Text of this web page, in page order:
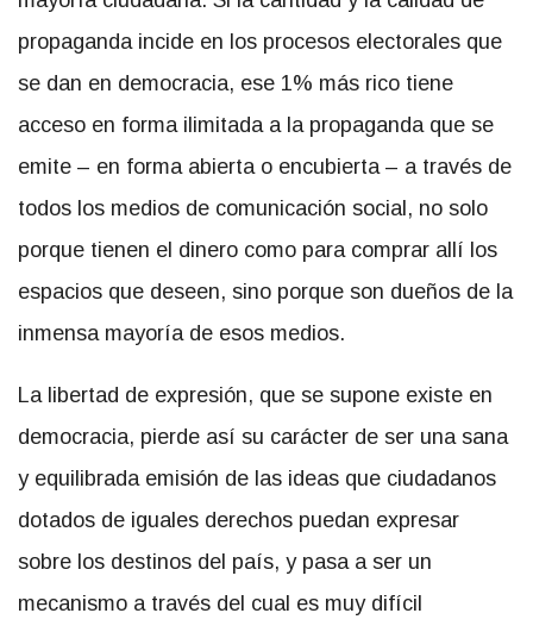
propaganda incide en los procesos electorales que
se dan en democracia, ese 1% más rico tiene
acceso en forma ilimitada a la propaganda que se
emite – en forma abierta o encubierta – a través de
todos los medios de comunicación social, no solo
porque tienen el dinero como para comprar allí los
espacios que deseen, sino porque son dueños de la
inmensa mayoría de esos medios.
La libertad de expresión, que se supone existe en
democracia, pierde así su carácter de ser una sana
y equilibrada emisión de las ideas que ciudadanos
dotados de iguales derechos puedan expresar
sobre los destinos del país, y pasa a ser un
mecanismo a través del cual es muy difícil